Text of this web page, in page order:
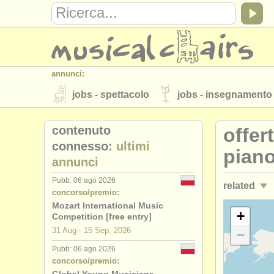
annunci:
jobs - spettacolo jobs - insegnamento
strumenti in vendita strumenti rubati
elenchi:
orchestre e teatri lirici conservatori
musicalchairs:
riguardo musicalchairs contattaci
editori:
pubblica con noi find out about our
related
jobs -
corsi:
+
−
contenuto
connesso: ultimi
annunci
Pubb: 06 ago 2026
concorso/premio:
Mozart International Music
Competition [free entry]
31 Aug - 15 Sep, 2026
Pubb: 06 ago 2026
concorso/premio: